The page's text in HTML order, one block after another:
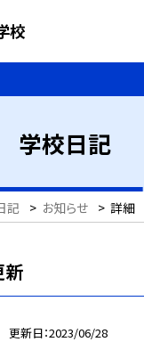
校
学校日記
記 > お知らせ > 詳細
新
更新日 2023/06/28